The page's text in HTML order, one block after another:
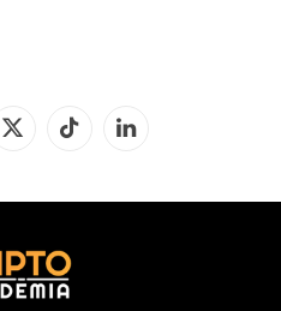
X
TikTok LinkedIn